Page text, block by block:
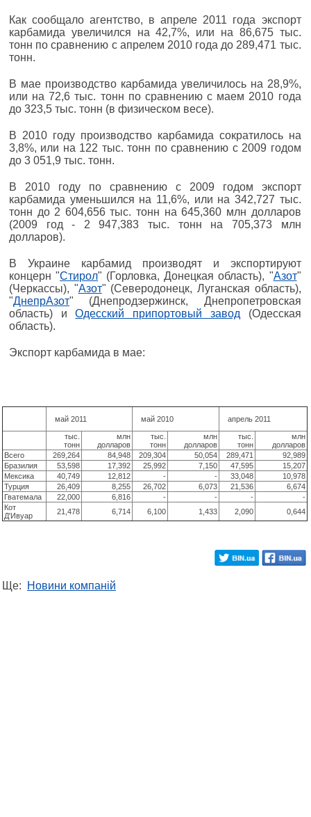
Как сообщало агентство, в апреле 2011 года экспорт
карбамида увеличился на 42,7%, или на 86,675 тыс.
тонн по сравнению с апрелем 2010 года до 289,471 тыс.
тонн.
В мае производство карбамида увеличилось на 28,9%,
или на 72,6 тыс. тонн по сравнению с маем 2010 года
до 323,5 тыс. тонн (в физическом весе).
В 2010 году производство карбамида сократилось на
3,8%, или на 122 тыс. тонн по сравнению с 2009 годом
до 3 051,9 тыс. тонн.
В 2010 году по сравнению с 2009 годом экспорт
карбамида уменьшился на 11,6%, или на 342,727 тыс.
тонн до 2 604,656 тыс. тонн на 645,360 млн долларов
(2009 год - 2 947,383 тыс. тонн на 705,373 млн
долларов).
В Украине карбамид производят и экспортируют
концерн "Стирол" (Горловка, Донецкая область), "Азот"
(Черкассы), "Азот" (Северодонецк, Луганская область),
"ДнепрАзот" (Днепродзержинск, Днепропетровская
область) иОдесский припортовый завод (Одесская
область).
Экспорт карбамида в мае:
май 2011 май 2010 апрель 2011
тыс.
тонн
млн
долларов
тыс.
тонн
млн
долларов
тыс.
тонн
млн
долларов
Всего
269,264 84,948 209,304 50,054 289,471
92,989
Бразилия
53,598 17,392 25,992 7,150 47,595
15,207
Мексика
40,749 12,812 - - 33,048
10,978
Турция
26,409 8,255 26,702 6,073 21,536
6,674
Гватемала
22,000 6,816 - - -
-
Кот
Д'Ивуар
21,478 6,714 6,100 1,433 2,090 0,644
Ще: Новини компаній